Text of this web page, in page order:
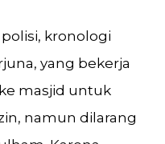
kronologi
yang bekerja
masjid untuk
namun dilarang